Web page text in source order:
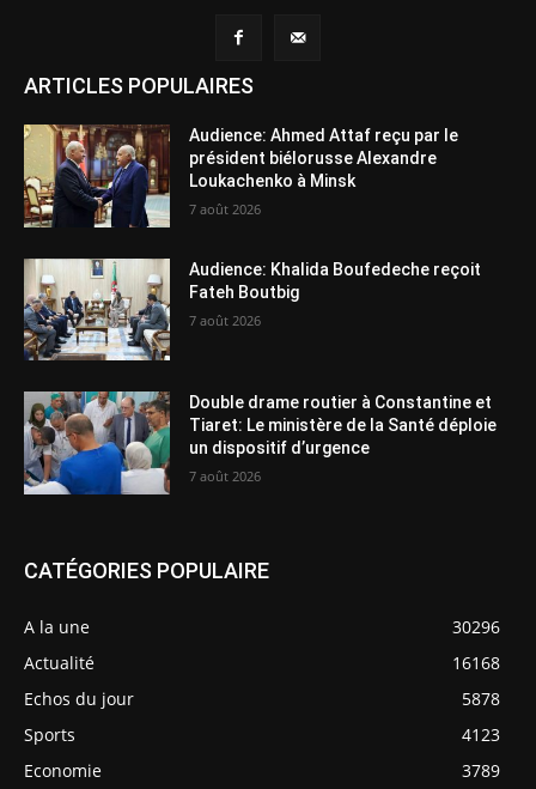
ARTICLES POPULAIRES
Audience: Ahmed Attaf reçu par le
président biélorusse Alexandre
Loukachenko à Minsk
7 août 2026
Audience: Khalida Boufedeche reçoit
Fateh Boutbig
7 août 2026
Double drame routier à Constantine et
Tiaret: Le ministère de la Santé déploie
un dispositif d’urgence
7 août 2026
CATÉGORIES POPULAIRE
A la une
30296
Actualité
16168
Echos du jour
5878
Sports
4123
Economie
3789